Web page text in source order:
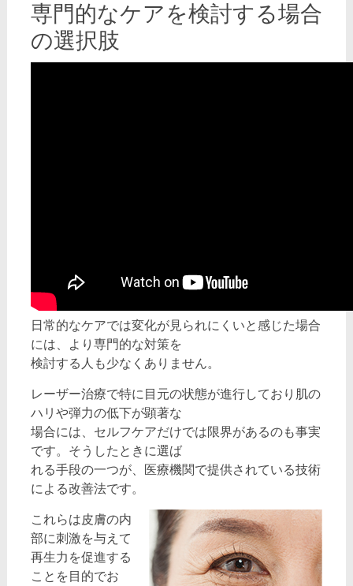
専門的なケアを検討する場合
の選択肢
日常的なケアでは変化が見られにくいと感じた場合
には、より専門的な対策を
検討する人も少なくありません。
レーザー治療で特に目元の状態が進行しており肌の
ハリや弾力の低下が顕著な
場合には、セルフケアだけでは限界があるのも事実
です。そうしたときに選ば
れる手段の一つが、医療機関で提供されている技術
による改善法です。
これらは皮膚の内
部に刺激を与えて
再生力を促進する
ことを目的でお